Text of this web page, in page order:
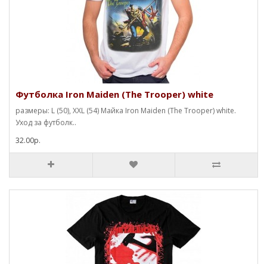
Футболка Iron Maiden (The Trooper) white
размеры: L (50), XXL (54) Майка Iron Maiden (The Trooper) white.
Уход за футболк..
32.00р.